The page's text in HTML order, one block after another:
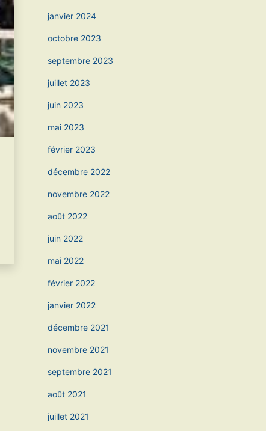
janvier 2024
octobre 2023
septembre 2023
juillet 2023
juin 2023
mai 2023
février 2023
décembre 2022
novembre 2022
août 2022
juin 2022
mai 2022
février 2022
janvier 2022
décembre 2021
novembre 2021
septembre 2021
août 2021
juillet 2021